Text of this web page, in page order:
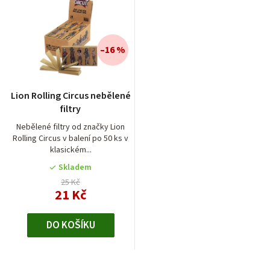
Lion Rolling Circus nebělené
filtry
Nebělené filtry od značky Lion
Rolling Circus v balení po 50 ks v
klasickém...
Skladem
25 Kč
21 Kč
–16 %
DO KOŠÍKU